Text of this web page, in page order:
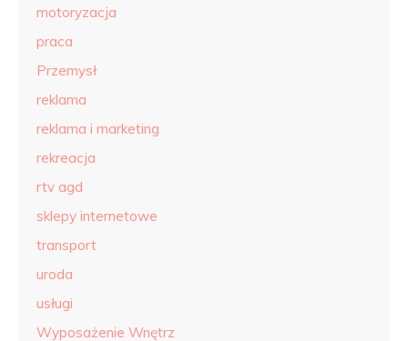
motoryzacja
praca
Przemysł
reklama
reklama i marketing
rekreacja
rtv agd
sklepy internetowe
transport
uroda
usługi
Wyposażenie Wnętrz